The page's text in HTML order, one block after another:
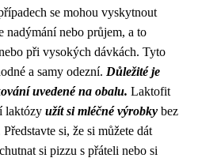
se mohou vyskytnout
nadýmání nebo průjem, a to
při vysokých dávkách. Tyto
a samy odezní. Důležité je
uvedené na obalu. Laktofit
laktózy užít si mléčné výrobky bez
si, že si můžete dát
si pizzu s přáteli nebo si